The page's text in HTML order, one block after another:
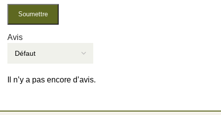
Avis
Il n’y a pas encore d’avis.